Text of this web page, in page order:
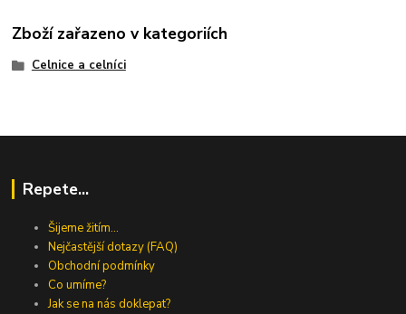
Zboží zařazeno v kategoriích
Celnice a celníci
Repete...
Šijeme žitím...
Nejčastější dotazy (FAQ)
Obchodní podmínky
Co umíme?
Jak se na nás doklepat?